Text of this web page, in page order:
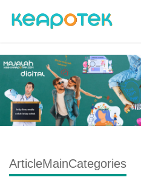
ArticleMainCategories